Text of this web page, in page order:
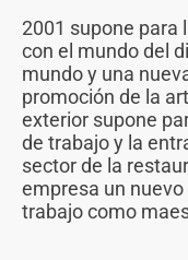
2001 supone para
con el mundo del
mundo y una
promoción de la
exterior supone
de trabajo y la
sector de la
empresa un
trabajo como